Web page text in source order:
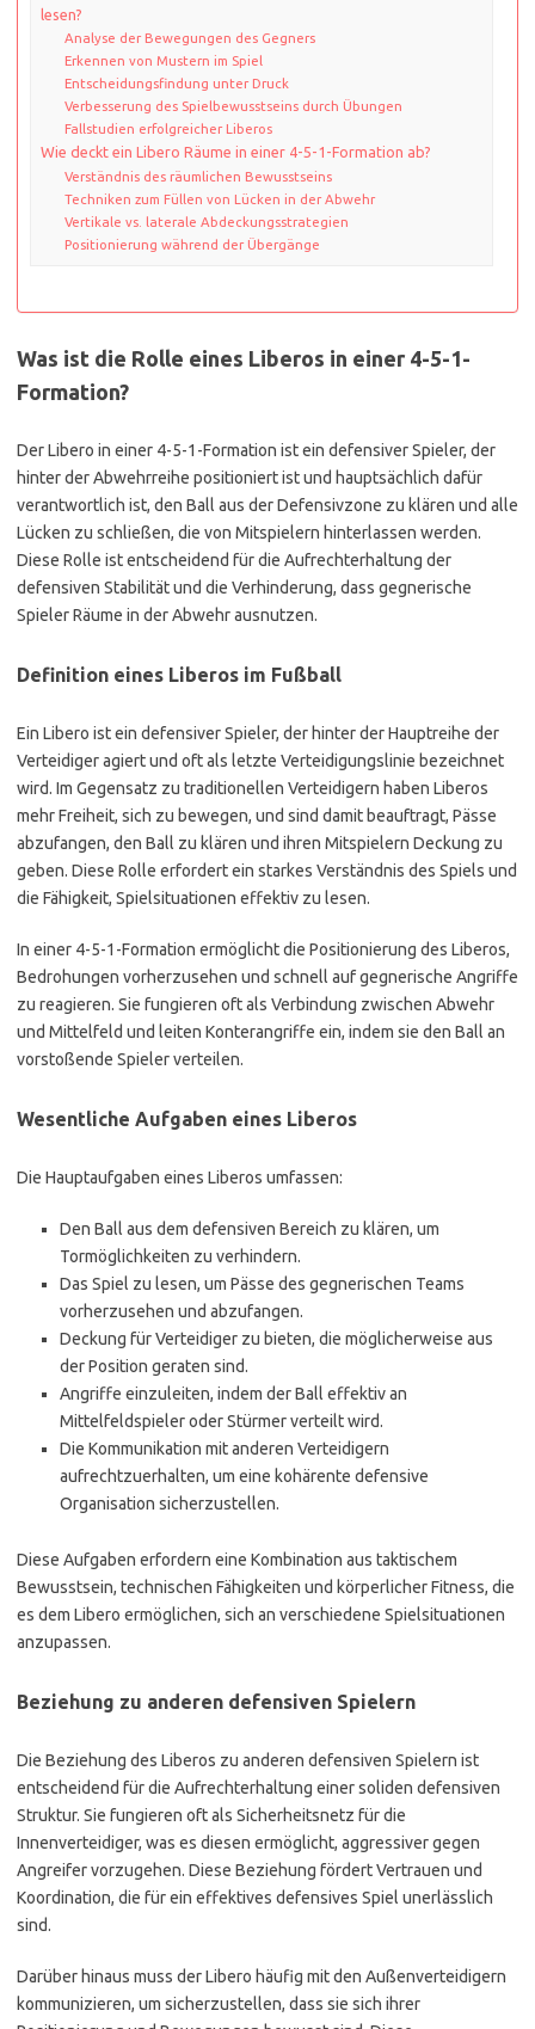
lesen?
Analyse der Bewegungen des Gegners
Erkennen von Mustern im Spiel
Entscheidungsfindung unter Druck
Verbesserung des Spielbewusstseins durch Übungen
Fallstudien erfolgreicher Liberos
Wie deckt ein Libero Räume in einer 4-5-1-Formation ab?
Verständnis des räumlichen Bewusstseins
Techniken zum Füllen von Lücken in der Abwehr
Vertikale vs. laterale Abdeckungsstrategien
Positionierung während der Übergänge
Was ist die Rolle eines Liberos in einer 4-5-1-
Formation?
Der Libero in einer 4-5-1-Formation ist ein defensiver Spieler, der
hinter der Abwehrreihe positioniert ist und hauptsächlich dafür
verantwortlich ist, den Ball aus der Defensivzone zu klären und alle
Lücken zu schließen, die von Mitspielern hinterlassen werden.
Diese Rolle ist entscheidend für die Aufrechterhaltung der
defensiven Stabilität und die Verhinderung, dass gegnerische
Spieler Räume in der Abwehr ausnutzen.
Definition eines Liberos im Fußball
Ein Libero ist ein defensiver Spieler, der hinter der Hauptreihe der
Verteidiger agiert und oft als letzte Verteidigungslinie bezeichnet
wird. Im Gegensatz zu traditionellen Verteidigern haben Liberos
mehr Freiheit, sich zu bewegen, und sind damit beauftragt, Pässe
abzufangen, den Ball zu klären und ihren Mitspielern Deckung zu
geben. Diese Rolle erfordert ein starkes Verständnis des Spiels und
die Fähigkeit, Spielsituationen effektiv zu lesen.
In einer 4-5-1-Formation ermöglicht die Positionierung des Liberos,
Bedrohungen vorherzusehen und schnell auf gegnerische Angriffe
zu reagieren. Sie fungieren oft als Verbindung zwischen Abwehr
und Mittelfeld und leiten Konterangriffe ein, indem sie den Ball an
vorstoßende Spieler verteilen.
Wesentliche Aufgaben eines Liberos
Die Hauptaufgaben eines Liberos umfassen:
Den Ball aus dem defensiven Bereich zu klären, um
Tormöglichkeiten zu verhindern.
Das Spiel zu lesen, um Pässe des gegnerischen Teams
vorherzusehen und abzufangen.
Deckung für Verteidiger zu bieten, die möglicherweise aus
der Position geraten sind.
Angriffe einzuleiten, indem der Ball effektiv an
Mittelfeldspieler oder Stürmer verteilt wird.
Die Kommunikation mit anderen Verteidigern
aufrechtzuerhalten, um eine kohärente defensive
Organisation sicherzustellen.
Diese Aufgaben erfordern eine Kombination aus taktischem
Bewusstsein, technischen Fähigkeiten und körperlicher Fitness, die
es dem Libero ermöglichen, sich an verschiedene Spielsituationen
anzupassen.
Beziehung zu anderen defensiven Spielern
Die Beziehung des Liberos zu anderen defensiven Spielern ist
entscheidend für die Aufrechterhaltung einer soliden defensiven
Struktur. Sie fungieren oft als Sicherheitsnetz für die
Innenverteidiger, was es diesen ermöglicht, aggressiver gegen
Angreifer vorzugehen. Diese Beziehung fördert Vertrauen und
Koordination, die für ein effektives defensives Spiel unerlässlich
sind.
Darüber hinaus muss der Libero häufig mit den Außenverteidigern
kommunizieren, um sicherzustellen, dass sie sich ihrer